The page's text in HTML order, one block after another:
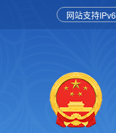
网站支持IPv6